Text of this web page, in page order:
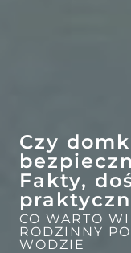
EFEKT
Czy
Fakty,
CO WARTO
RODZINNY
WODZIE